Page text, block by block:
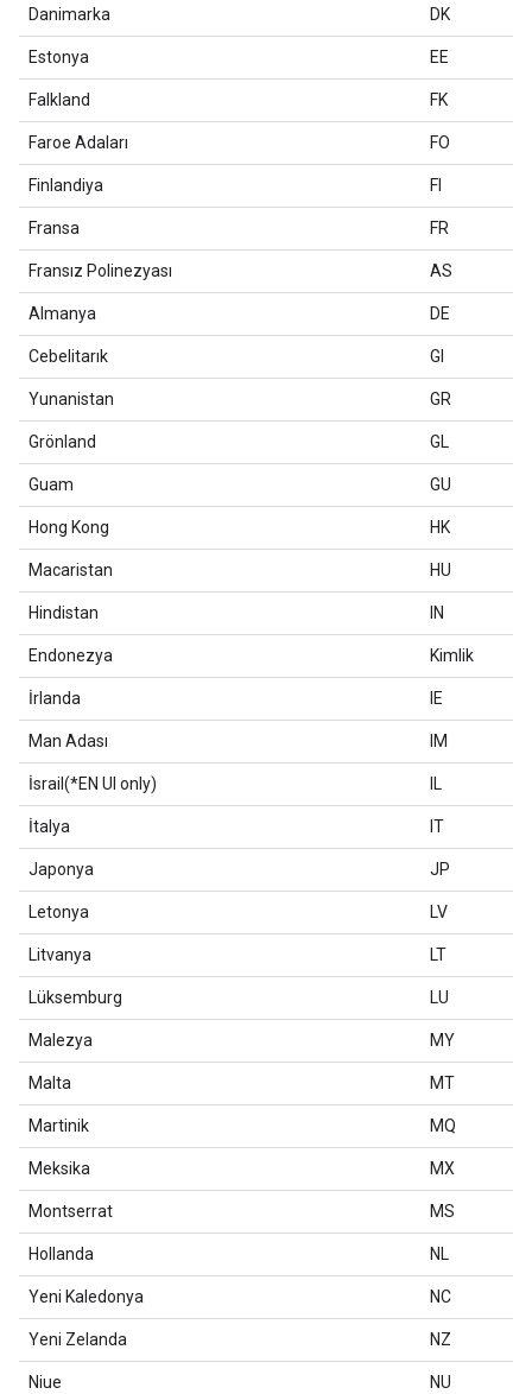
Danimarka DK
Estonya EE
Falkland FK
Faroe Adaları FO
Finlandiya FI
Fransa FR
Fransız Polinezyası AS
Almanya DE
Cebelitarık GI
Yunanistan GR
Grönland GL
Guam GU
Hong Kong HK
Macaristan HU
Hindistan IN
Endonezya Kimlik
İrlanda IE
Man Adası IM
İsrail(*EN UI only) IL
İtalya IT
Japonya JP
Letonya LV
Litvanya LT
Lüksemburg LU
Malezya MY
Malta MT
Martinik MQ
Meksika MX
Montserrat MS
Hollanda NL
Yeni Kaledonya NC
Yeni Zelanda NZ
Niue NU